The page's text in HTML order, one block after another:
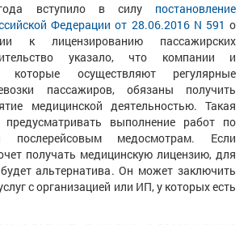
вступило в силу постановление
Федерации от 28.06.2016 N 591 о
к лицензированию пассажирских
указало, что компании и
которые осуществляют регулярные
пассажиров, обязаны получить
медицинской деятельностью. Такая
выполнение работ по
послерейсовым медосмотрам. Если
получать медицинскую лицензию, для
альтернатива. Он может заключить
с организацией или ИП, у которых есть